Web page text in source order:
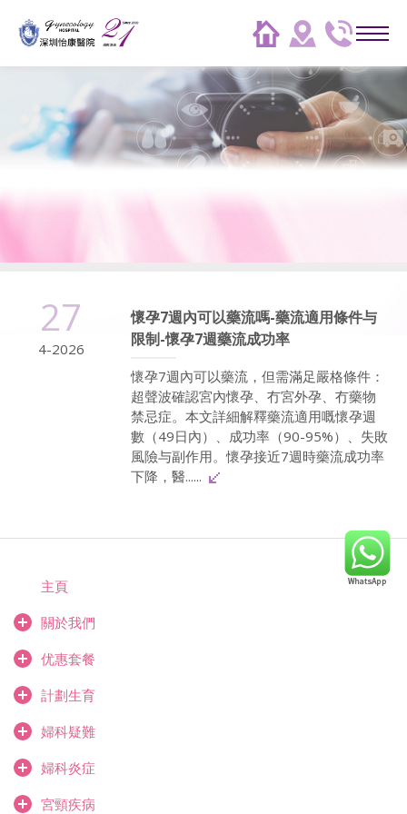
27
4-2026
懷孕7週內可以藥流嗎-藥流適用條件与
限制-懷孕7週藥流成功率
懷孕7週內可以藥流，但需滿足嚴格條件：
超聲波確認宮內懷孕、冇宮外孕、冇藥物
禁忌症。本文詳細解釋藥流適用嘅懷孕週
數（49日內）、成功率（90-95%）、失敗
風險与副作用。懷孕接近7週時藥流成功率
下降，醫......
主頁
關於我們
优惠套餐
計劃生育
婦科疑難
婦科炎症
宮頸疾病